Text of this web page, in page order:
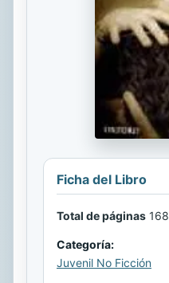
Ficha del Libro
Total de páginas 168
Categoría:
Juvenil No Ficción